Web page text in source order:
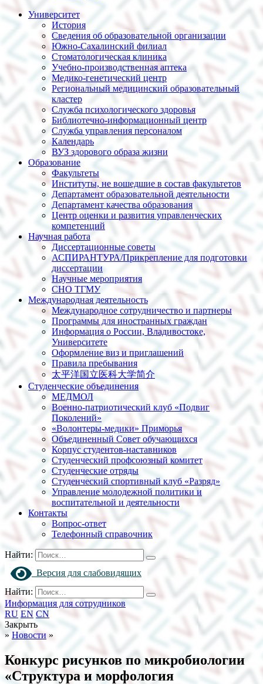
Университет
История
Сведения об образовательной организации
Южно-Сахалинский филиал
Стоматологическая клиника
Учебно-производственная аптека
Медико-генетический центр
Региональный медицинский образовательный
кластер
Служба психологического здоровья
Библиотечно-информационный центр
Служба управления персоналом
Календарь
ВУЗ здорового образа жизни
Образование
Факультеты
Институты, не вошедшие в состав факультетов
Департамент образовательной деятельности
Департамент качества образования
Центр оценки и развития управленческих
компетенций
Научная работа
Диссертационные советы
АСПИРАНТУРА/Прикрепление для подготовки
диссертации
Научные мероприятия
СНО ТГМУ
Международная деятельность
Международное сотрудничество и партнеры
Программы для иностранных граждан
Информация о России, Владивостоке,
Университете
Оформление виз и приглашений
Правила пребывания
太平洋国立医科大学简介
Студенческие объединения
МЕДМОЛ
Военно-патриотический клуб «Подвиг
Поколений»
«Волонтеры-медики» Приморья
Объединенный Совет обучающихся
Корпус студентов-наставников
Студенческий профсоюзный комитет
Студенческие отряды
Студенческий спортивный клуб «Разряд»
Управление молодежной политики и
воспитательной и деятельности
Контакты
Вопрос-ответ
Телефонный справочник
Найти:
Версия для слабовидящих
Найти:
Информация для сотрудников
RU EN CN
Закрыть
» Новости »
Конкурс рисунков по микробиологии
«Структура и морфология